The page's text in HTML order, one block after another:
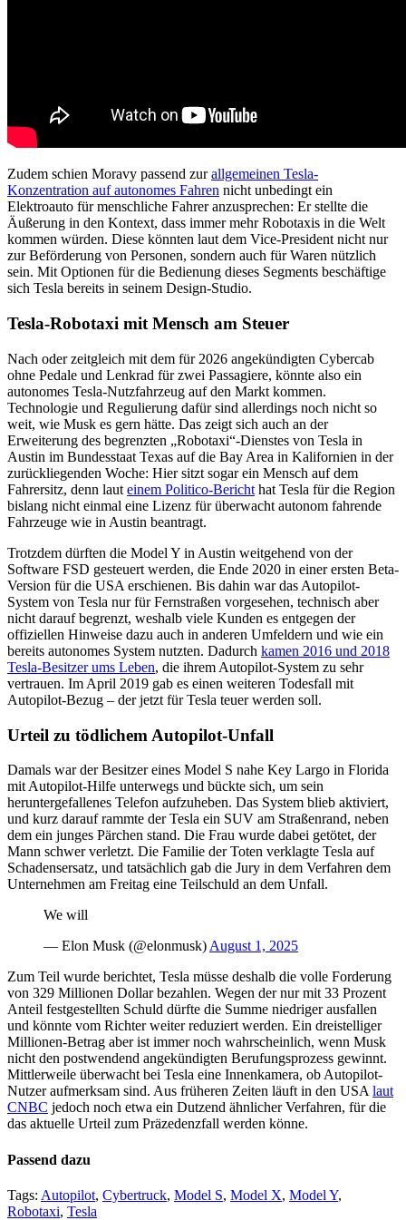
Zudem schien Moravy passend zurallgemeinen Tesla-
Konzentration auf autonomes Fahren nicht unbedingt ein
Elektroauto für menschliche Fahrer anzusprechen: Er stellte die
Äußerung in den Kontext, dass immer mehr Robotaxis in die Welt
kommen würden. Diese könnten laut dem Vice-President nicht nur
zur Beförderung von Personen, sondern auch für Waren nützlich
sein. Mit Optionen für die Bedienung dieses Segments beschäftige
sich Tesla bereits in seinem Design-Studio.
Tesla-Robotaxi mit Mensch am Steuer
Nach oder zeitgleich mit dem für 2026 angekündigten Cybercab
ohne Pedale und Lenkrad für zwei Passagiere, könnte also ein
autonomes Tesla-Nutzfahrzeug auf den Markt kommen.
Technologie und Regulierung dafür sind allerdings noch nicht so
weit, wie Musk es gern hätte. Das zeigt sich auch an der
Erweiterung des begrenzten „Robotaxi“-Dienstes von Tesla in
Austin im Bundesstaat Texas auf die Bay Area in Kalifornien in der
zurückliegenden Woche: Hier sitzt sogar ein Mensch auf dem
Fahrersitz, denn laut einem Politico-Bericht hat Tesla für die Region
bislang nicht einmal eine Lizenz für überwacht autonom fahrende
Fahrzeuge wie in Austin beantragt.
Trotzdem dürften die Model Y in Austin weitgehend von der
Software FSD gesteuert werden, die Ende 2020 in einer ersten Beta-
Version für die USA erschienen. Bis dahin war das Autopilot-
System von Tesla nur für Fernstraßen vorgesehen, technisch aber
nicht darauf begrenzt, weshalb viele Kunden es entgegen der
offiziellen Hinweise dazu auch in anderen Umfeldern und wie ein
bereits autonomes System nutzten. Dadurch kamen 2016 und 2018
Tesla-Besitzer ums Leben, die ihrem Autopilot-System zu sehr
vertrauen. Im April 2019 gab es einen weiteren Todesfall mit
Autopilot-Bezug – der jetzt für Tesla teuer werden soll.
Urteil zu tödlichem Autopilot-Unfall
Damals war der Besitzer eines Model S nahe Key Largo in Florida
mit Autopilot-Hilfe unterwegs und bückte sich, um sein
heruntergefallenes Telefon aufzuheben. Das System blieb aktiviert,
und kurz darauf rammte der Tesla ein SUV am Straßenrand, neben
dem ein junges Pärchen stand. Die Frau wurde dabei getötet, der
Mann schwer verletzt. Die Familie der Toten verklagte Tesla auf
Schadensersatz, und tatsächlich gab die Jury in dem Verfahren dem
Unternehmen am Freitag eine Teilschuld an dem Unfall.
We will
— Elon Musk (@elonmusk) August 1, 2025
Zum Teil wurde berichtet, Tesla müsse deshalb die volle Forderung
von 329 Millionen Dollar bezahlen. Wegen der nur mit 33 Prozent
Anteil festgestellten Schuld dürfte die Summe niedriger ausfallen
und könnte vom Richter weiter reduziert werden. Ein dreistelliger
Millionen-Betrag aber ist immer noch wahrscheinlich, wenn Musk
nicht den postwendend angekündigten Berufungsprozess gewinnt.
Mittlerweile überwacht bei Tesla eine Innenkamera, ob Autopilot-
Nutzer aufmerksam sind. Aus früheren Zeiten läuft in den USA laut
CNBC jedoch noch etwa ein Dutzend ähnlicher Verfahren, für die
das aktuelle Urteil zum Präzedenzfall werden könne.
Passend dazu
Tags: Autopilot, Cybertruck, Model S, Model X, Model Y,
Robotaxi, Tesla